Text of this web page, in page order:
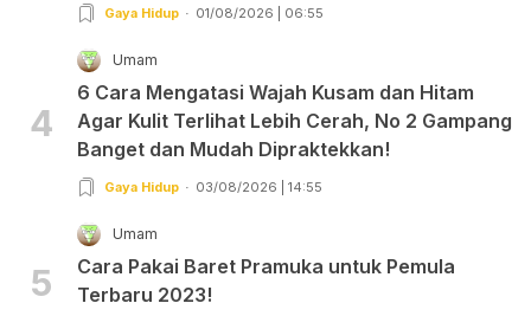
Gaya Hidup 01/08/2026 | 06:55
4
Umam
6 Cara Mengatasi Wajah Kusam dan Hitam
Agar Kulit Terlihat Lebih Cerah, No 2 Gampang
Banget dan Mudah Dipraktekkan!
Gaya Hidup 03/08/2026 | 14:55
5
Umam
Cara Pakai Baret Pramuka untuk Pemula
Terbaru 2023!